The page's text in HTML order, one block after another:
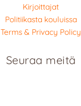
Kirjoittajat
Politiikasta kouluissa
Terms & Privacy Policy
Seuraa meitä